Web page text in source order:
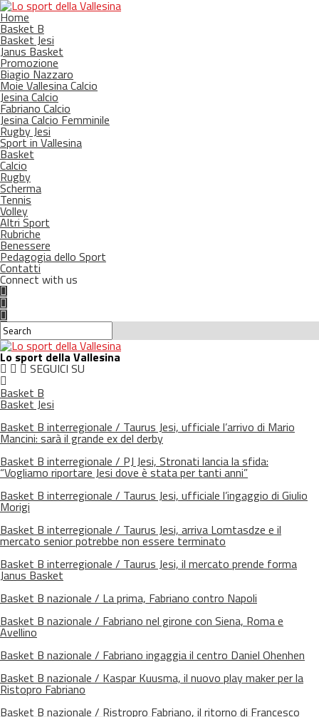
Home
Basket B
Basket Jesi
Janus Basket
Promozione
Biagio Nazzaro
Moie Vallesina Calcio
Jesina Calcio
Fabriano Calcio
Jesina Calcio Femminile
Rugby Jesi
Sport in Vallesina
Basket
Calcio
Rugby
Scherma
Tennis
Volley
Altri Sport
Rubriche
Benessere
Pedagogia dello Sport
Contatti
Connect with us
Lo sport della Vallesina
SEGUICI SU
Basket B
Basket Jesi
Basket B interregionale / Taurus Jesi, ufficiale l’arrivo di Mario
Mancini: sarà il grande ex del derby
Basket B interregionale / PJ Jesi, Stronati lancia la sfida:
“Vogliamo riportare Jesi dove è stata per tanti anni”
Basket B interregionale / Taurus Jesi, ufficiale l’ingaggio di Giulio
Morigi
Basket B interregionale / Taurus Jesi, arriva Lomtasdze e il
mercato senior potrebbe non essere terminato
Basket B interregionale / Taurus Jesi, il mercato prende forma
Janus Basket
Basket B nazionale / La prima, Fabriano contro Napoli
Basket B nazionale / Fabriano nel girone con Siena, Roma e
Avellino
Basket B nazionale / Fabriano ingaggia il centro Daniel Ohenhen
Basket B nazionale / Kaspar Kuusma, il nuovo play maker per la
Ristopro Fabriano
Basket B nazionale / Ristropro Fabriano, il ritorno di Francesco